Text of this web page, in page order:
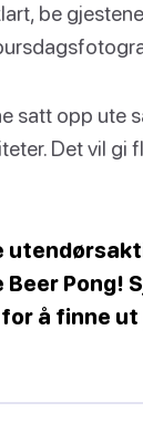
be
satt opp ute
Det vil gi
Pong!
å finne ut